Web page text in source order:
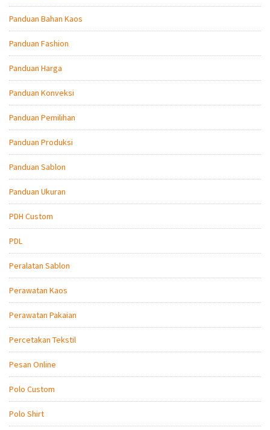
Panduan Bahan Kaos
Panduan Fashion
Panduan Harga
Panduan Konveksi
Panduan Pemilihan
Panduan Produksi
Panduan Sablon
Panduan Ukuran
PDH Custom
PDL
Peralatan Sablon
Perawatan Kaos
Perawatan Pakaian
Percetakan Tekstil
Pesan Online
Polo Custom
Polo Shirt